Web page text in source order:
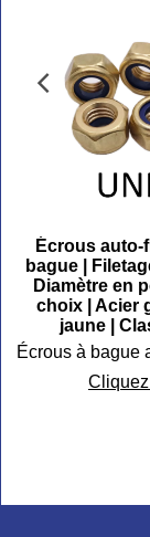
Écrous auto-
bague |
Diamètre en
choix | Acier
jaune |